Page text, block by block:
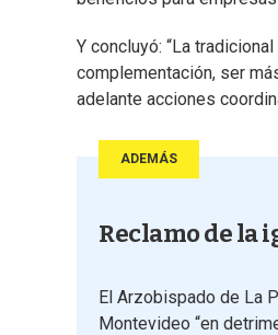
Y concluyó: “La
complementación, ser
adelante acciones
ADEMÁS
Reclamo de la
El Arzobispado de La
Montevideo “en